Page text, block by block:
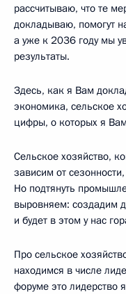
рассчитываю, что те
докладываю, помогут
а уже к 2036 году мы
результаты.
Здесь, как я Вам
экономика, сельское
цифры, о которых я
Сельское хозяйство,
зависим от
Но подтянуть
выровняем: создадим
и будет в этом у нас
Про сельское
находимся в числе
форуме это лидерство